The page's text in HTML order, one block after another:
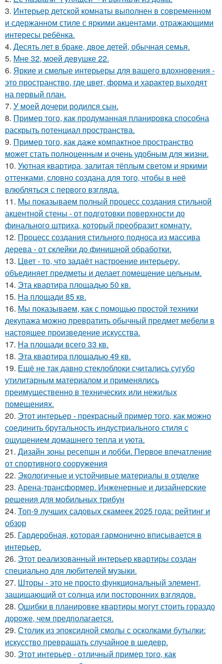
3. Интерьер детской комнаты выполнен в современном
и сдержанном стиле с яркими акцентами, отражающими
интересы ребёнка.
4. Десять лет в браке, двое детей, обычная семья.
5. Мне 32, моей девушке 22.
6. Яркие и смелые интерьеры для вашего вдохновения -
это пространство, где цвет, форма и характер выходят
на первый план.
7. У моей дочери родился сын.
8. Пример того, как продуманная планировка способна
раскрыть потенциал пространства.
9. Пример того, как даже компактное пространство
может стать полноценным и очень удобным для жизни.
10. Уютная квартира, залитая тёплым светом и яркими
оттенками, словно создана для того, чтобы в неё
влюбляться с первого взгляда.
11. Мы показываем полный процесс создания стильной
акцентной стены - от подготовки поверхности до
финального штриха, который преобразит комнату.
12. Процесс создания стильного подноса из массива
дерева - от склейки до финишной обработки.
13. Цвет - то, что задаёт настроение интерьеру,
объединяет предметы и делает помещение цельным.
14. Эта квартира площадью 50 кв.
15. На площади 85 кв.
16. Мы показываем, как с помощью простой техники
декупажа можно превратить обычный предмет мебели в
настоящее произведение искусства.
17. На площади всего 33 кв.
18. Эта квартира площадью 49 кв.
19. Ещё не так давно стеклоблоки считались сугубо
утилитарным материалом и применялись
преимущественно в технических или нежилых
помещениях.
20. Этот интерьер - прекрасный пример того, как можно
соединить брутальность индустриального стиля с
ощущением домашнего тепла и уюта.
21. Дизайн зоны ресепшн и лобби. Первое впечатление
от спортивного сооружения
22. Экологичные и устойчивые материалы в отделке
23. Арена-трансформер. Инженерные и дизайнерские
решения для мобильных трибун
24. Топ-9 лучших садовых скамеек 2025 года: рейтинг и
обзор
25. Гардеробная, которая гармонично вписывается в
интерьер.
26. Этот реализованный интерьер квартиры создан
специально для любителей музыки.
27. Шторы - это не просто функциональный элемент,
защищающий от солнца или посторонних взглядов.
28. Ошибки в планировке квартиры могут стоить гораздо
дороже, чем предполагается.
29. Столик из эпоксидной смолы с осколками бутылки:
искусство превращать случайное в шедевр.
30. Этот интерьер - отличный пример того, как